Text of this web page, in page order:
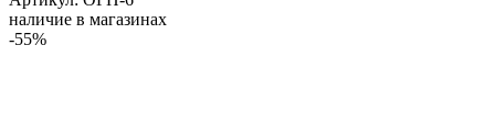
наличие в магазинах
-55%